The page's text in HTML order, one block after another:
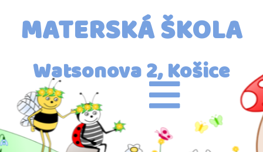
MATERSKÁ ŠKOLA
Watsonova 2, Košice